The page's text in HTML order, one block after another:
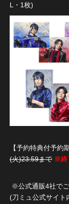
L・1枚)
【予約特典付予約
(火)23:59まで ※終
※公式通販4社で
(刀ミュ公式サイト